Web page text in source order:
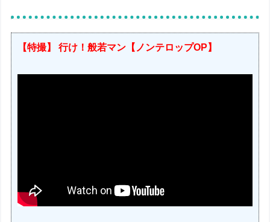
【特撮】 行け！般若マン【ノンテロップOP】